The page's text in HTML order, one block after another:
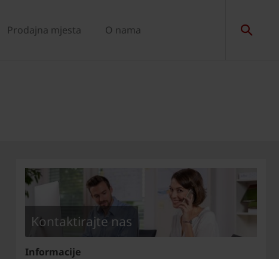
Prodajna mjesta O nama
Kontaktirajte nas
Informacije